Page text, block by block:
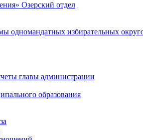
Озерский отдел
одномандатных избирательных
главы администрации
образования